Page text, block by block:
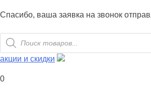
Спасибо, ваша заявка на звонок
Поиск
товаров
акции и скидки
0